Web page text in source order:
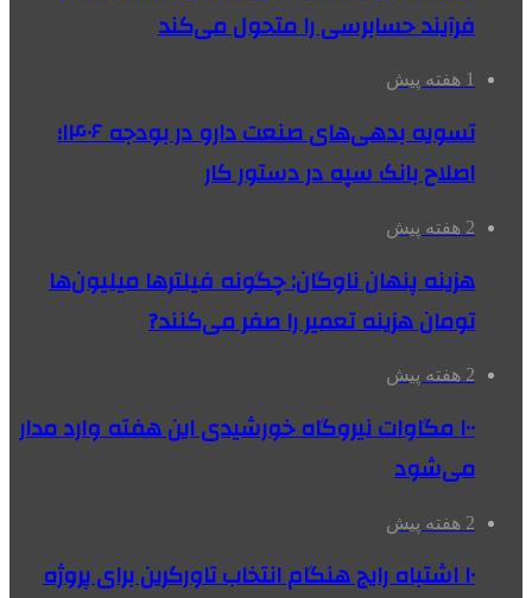
فرآیند حسابرسی را متحول می‌کند
1 هفته پیش
تسویه بدهی‌های صنعت دارو در بودجه ۱۴۰۶؛
اصلاح بانک سپه در دستور کار
2 هفته پیش
هزینه پنهان ناوگان: چگونه فیلترها میلیون‌ها
تومان هزینه تعمیر را صفر می‌کنند?
2 هفته پیش
۱۰۰ مگاوات نیروگاه‌ خورشیدی این هفته وارد مدار
می‌شود
2 هفته پیش
۱۰ اشتباه رایج هنگام انتخاب تاورکرین برای پروژه